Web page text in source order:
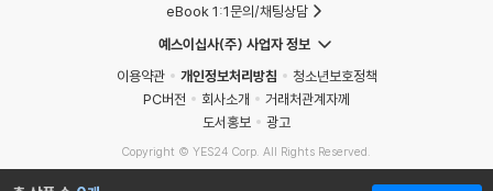
eBook 1:1문의/채팅상담
예스이십사(주) 사업자 정보
이용약관
개인정보처리방침
청소년보호정책
PC버전
회사소개
거래처관계자께
도서홍보
광고
Copyright © YES24 Corp. All Rights Reserved.
MATOM9